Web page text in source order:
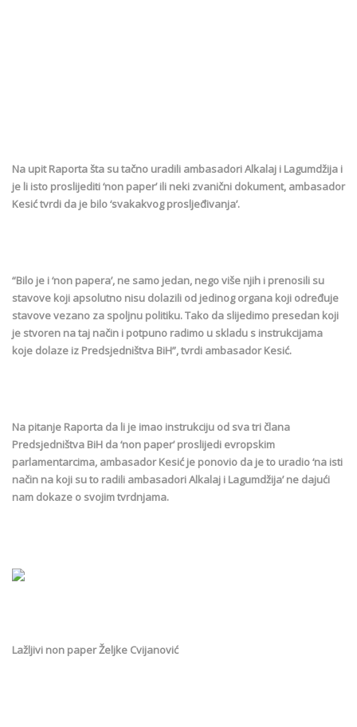
Na upit Raporta šta su tačno uradili ambasadori Alkalaj i Lagumdžija i
je li isto proslijediti ‘non paper’ ili neki zvanični dokument, ambasador
Kesić tvrdi da je bilo ‘svakakvog prosljeđivanja’.
“Bilo je i ‘non papera’, ne samo jedan, nego više njih i prenosili su
stavove koji apsolutno nisu dolazili od jedinog organa koji određuje
stavove vezano za spoljnu politiku. Tako da slijedimo presedan koji
je stvoren na taj način i potpuno radimo u skladu s instrukcijama
koje dolaze iz Predsjedništva BiH”, tvrdi ambasador Kesić.
Na pitanje Raporta da li je imao instrukciju od sva tri člana
Predsjedništva BiH da ‘non paper’ proslijedi evropskim
parlamentarcima, ambasador Kesić je ponovio da je to uradio ‘na isti
način na koji su to radili ambasadori Alkalaj i Lagumdžija’ ne dajući
nam dokaze o svojim tvrdnjama.
Lažljivi non paper Željke Cvijanović